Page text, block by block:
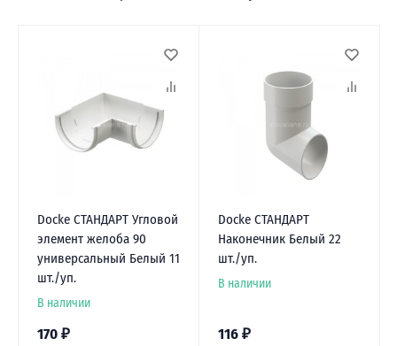
Docke СТАНДАРТ Угловой
элемент желоба 90
универсальный Белый 11
шт./уп.
В наличии
170 ₽
Docke СТАНДАРТ
Наконечник Белый 22
шт./уп.
В наличии
116 ₽